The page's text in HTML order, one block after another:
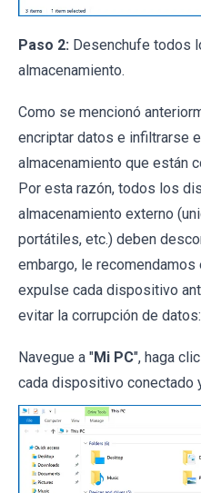
Paso 2: Desenchufe todos
almacenamiento.
Como se mencionó
encriptar datos e infiltrarse
almacenamiento que están
Por esta razón, todos los
almacenamiento externo
portátiles, etc.) deben
embargo, le recomendamos
expulse cada dispositivo
evitar la corrupción de datos:
Navegue a "Mi PC", haga
cada dispositivo conectado